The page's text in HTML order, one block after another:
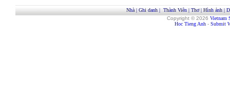
Nhà| Ghi danh| Thành Viên| Thơ| Hình ảnh|
Copyright © 2026 Vietnam
Hoc Tieng Anh - Submit